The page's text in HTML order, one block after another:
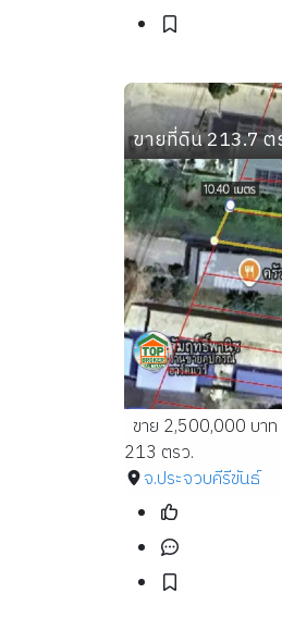
ขายที่ดิน 213.7 ต
ขาย 2,500,000 บาท
213 ตรว.
จ.ประจวบคีรีขันธ์